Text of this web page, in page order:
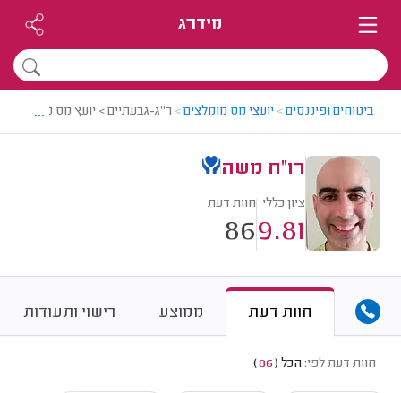
מידרג
ביטוחים ופיננסים> יועצי מס מומלצים> ר"ג-גבעתיים > יועץ מס מומלץ -
...
רו"ח משה
ציון כללי
9.81
חוות דעת
86
חוות דעת ממוצע רישוי ותעודות
חוות דעת לפי: הכל (
86
)